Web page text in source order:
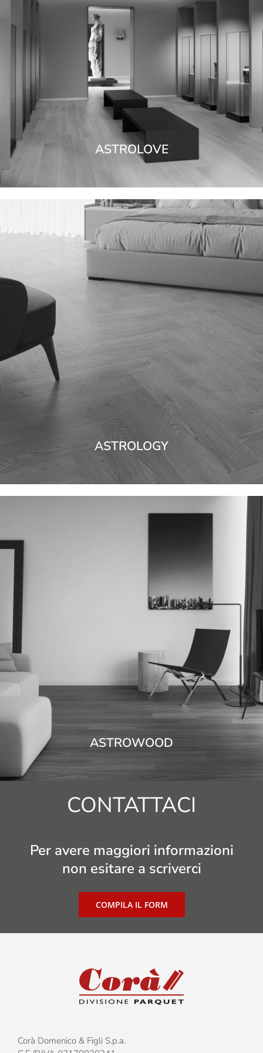
ASTROLOVE
ASTROLOGY
ASTROWOOD
CONTATTACI
Per avere maggiori informazioni
non esitare a scriverci
COMPILA IL FORM
Corà Domenico & Figli S.p.a.